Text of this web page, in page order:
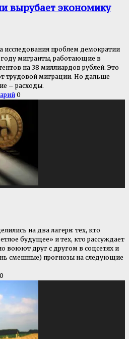
вырубает экономику
проблем демократии
мигранты, работающие в
на 38 миллиардов рублей. Это
трудовой миграции. Но дальше
– расходы.
0
на два лагеря: тех, кто
будущее» и тех, кто рассуждает
воюют друг с другом в соцсетях и
смешные) прогнозы на следующие
0